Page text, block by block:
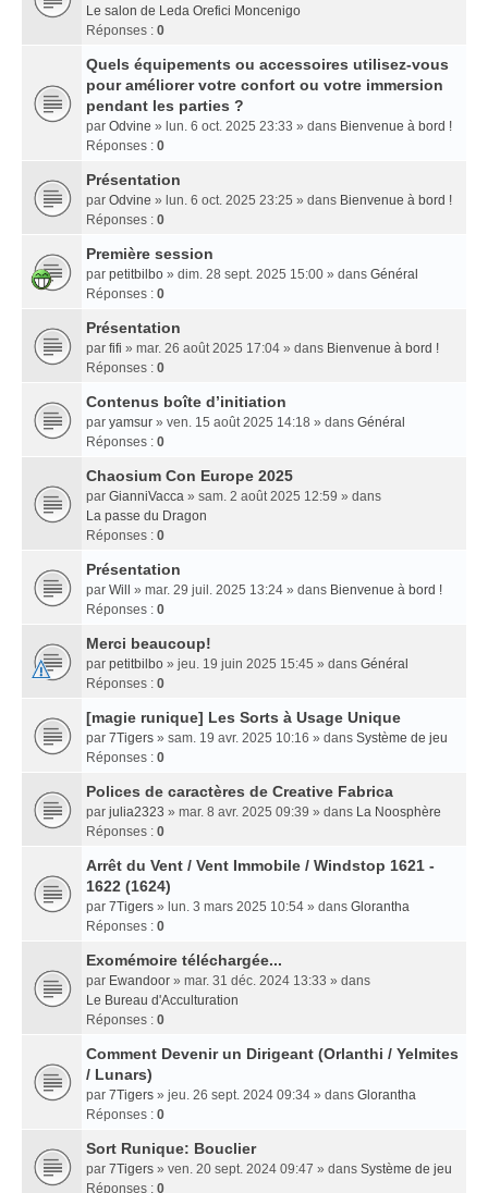
Le salon de Leda Orefici Moncenigo
Réponses : 0
Quels équipements ou accessoires utilisez-vous
pour améliorer votre confort ou votre immersion
pendant les parties ?
par Odvine » lun. 6 oct. 2025 23:33 » dans Bienvenue à bord !
Réponses : 0
Présentation
par Odvine » lun. 6 oct. 2025 23:25 » dans Bienvenue à bord !
Réponses : 0
Première session
par petitbilbo » dim. 28 sept. 2025 15:00 » dans Général
Réponses : 0
Présentation
par fifi » mar. 26 août 2025 17:04 » dans Bienvenue à bord !
Réponses : 0
Contenus boîte d’initiation
par yamsur » ven. 15 août 2025 14:18 » dans Général
Réponses : 0
Chaosium Con Europe 2025
par GianniVacca » sam. 2 août 2025 12:59 » dans
La passe du Dragon
Réponses : 0
Présentation
par Will » mar. 29 juil. 2025 13:24 » dans Bienvenue à bord !
Réponses : 0
Merci beaucoup!
par petitbilbo » jeu. 19 juin 2025 15:45 » dans Général
Réponses : 0
[magie runique] Les Sorts à Usage Unique
par 7Tigers » sam. 19 avr. 2025 10:16 » dans Système de jeu
Réponses : 0
Polices de caractères de Creative Fabrica
par julia2323 » mar. 8 avr. 2025 09:39 » dans La Noosphère
Réponses : 0
Arrêt du Vent / Vent Immobile / Windstop 1621 -
1622 (1624)
par 7Tigers » lun. 3 mars 2025 10:54 » dans Glorantha
Réponses : 0
Exomémoire téléchargée...
par Ewandoor » mar. 31 déc. 2024 13:33 » dans
Le Bureau d'Acculturation
Réponses : 0
Comment Devenir un Dirigeant (Orlanthi / Yelmites
/ Lunars)
par 7Tigers » jeu. 26 sept. 2024 09:34 » dans Glorantha
Réponses : 0
Sort Runique: Bouclier
par 7Tigers » ven. 20 sept. 2024 09:47 » dans Système de jeu
Réponses : 0